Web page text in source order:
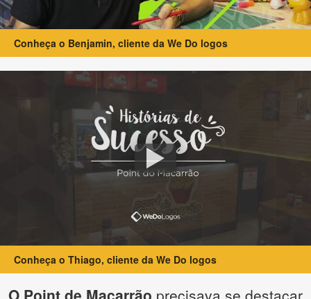
Conheça o Benjamin, cliente da We Do logos
Conheça o Thiago, cliente da We Do logos